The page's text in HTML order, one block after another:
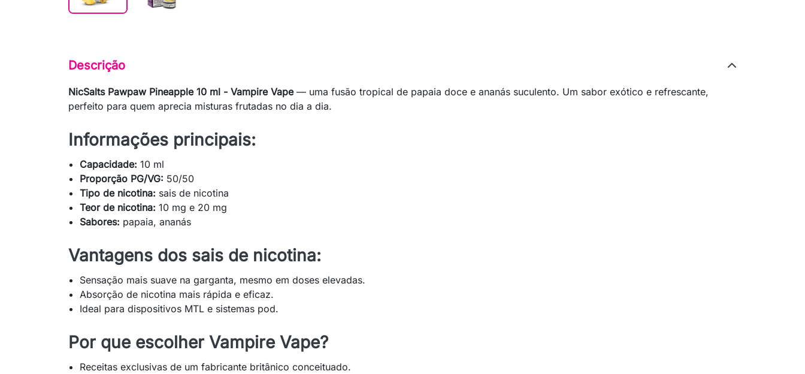
Descrição
NicSalts Pawpaw Pineapple 10 ml - Vampire Vape— uma fusão tropical de papaia doce e ananás suculento. Um sabor exótico e refrescante,
perfeito para quem aprecia misturas frutadas no dia a dia.
Informações principais:
Capacidade: 10 ml
Proporção PG/VG: 50/50
Tipo de nicotina: sais de nicotina
Teor de nicotina: 10 mg e 20 mg
Sabores: papaia, ananás
Vantagens dos sais de nicotina:
Sensação mais suave na garganta, mesmo em doses elevadas.
Absorção de nicotina mais rápida e eficaz.
Ideal para dispositivos MTL e sistemas pod.
Por que escolher Vampire Vape?
Receitas exclusivas de um fabricante britânico conceituado.